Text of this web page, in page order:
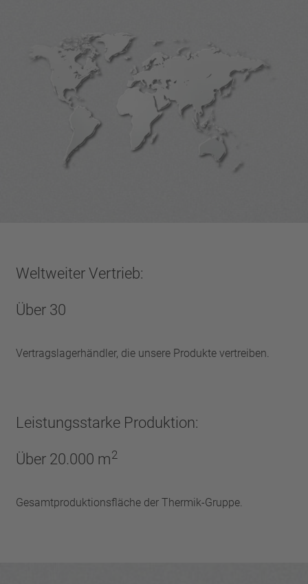
Weltweiter Vertrieb:
Über 30
Vertragslagerhändler, die unsere Produkte vertreiben.
Leistungsstarke Produktion:
Über 20.000 m2
Gesamtproduktionsfläche der Thermik-Gruppe.